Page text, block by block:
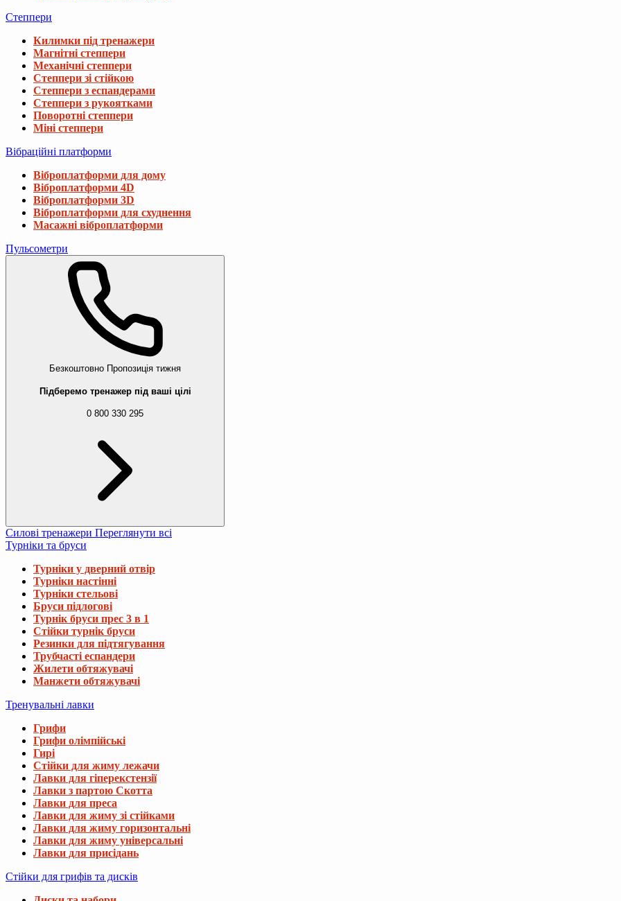
Степпери
Килимки під тренажери
Магнітні степпери
Механічні степпери
Степпери зі стійкою
Степпери з еспандерами
Степпери з рукоятками
Поворотні степпери
Міні степпери
Вібраційні платформи
Віброплатформи для дому
Віброплатформи 4D
Віброплатформи 3D
Віброплатформи для схуднення
Масажні віброплатформи
Пульсометри
Безкоштовно Пропозиція тижня
Підберемо тренажер під ваші цілі
0 800 330 295
Силові тренажери Переглянути всі
Турніки та бруси
Турніки у дверний отвір
Турніки настінні
Турніки стельові
Бруси підлогові
Турнік бруси прес 3 в 1
Стійки турнік бруси
Резинки для підтягування
Трубчасті еспандери
Жилети обтяжувачі
Манжети обтяжувачі
Тренувальні лавки
Грифи
Грифи олімпійські
Гирі
Стійки для жиму лежачи
Лавки для гіперекстензії
Лавки з партою Скотта
Лавки для преса
Лавки для жиму зі стійками
Лавки для жиму горизонтальні
Лавки для жиму універсальні
Лавки для присідань
Стійки для грифів та дисків